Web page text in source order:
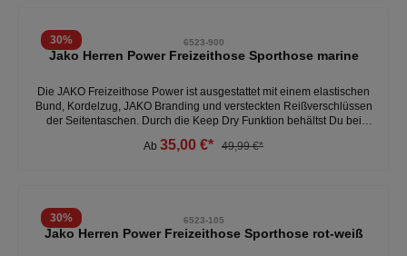
Seitentaschen Alltagsgegenstände verstauen.- Seitentaschen-
Beinabschluss mit Reißverschluss und Ripp- Elastischer Bund mit
Kordelzug- Shiny-Polyester-Tricot-100 % PolyesterWeitere Herren
30% 6523-900
Jako Herren Power Freizeithose Sporthose marine
Die JAKO Freizeithose Power ist ausgestattet mit einem elastischen
Bund, Kordelzug, JAKO Branding und versteckten Reißverschlüssen
der Seitentaschen. Durch die Keep Dry Funktion behältst Du bei
Freizeithose der Teamline Power besteht aus 100% recyceltem
Seitentaschen - Stretch-Micro-Twill - Elastischer Bund mit Kordelzug
und JAKO Branding - Elastisches Material ohne Innenfutter -
Moderner Schnitt in Knöchellänge- Kontrasteinsatz in Wabenstruktur
Ab 35,00 €* 49,99 €*
30% 6523-105
Jako Herren Power Freizeithose Sporthose rot-weiß